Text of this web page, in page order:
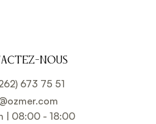
NOUS
673 75 51
| 08:00 - 18:00